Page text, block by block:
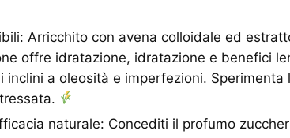
Arricchito con avena colloidale ed
offre idratazione, idratazione e benefici
inclini a oleosità e imperfezioni.
naturale: Concediti il profumo